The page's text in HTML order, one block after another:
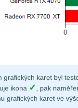
grafických karet byl
ikona ✓
, pak
grafických karet ve